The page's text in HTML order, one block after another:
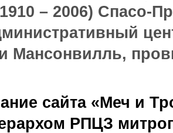
– 2006) Спасо-
Мансонвилль,
сайта «Меч и
РПЦЗ